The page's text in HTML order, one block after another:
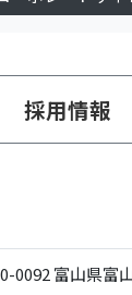
採用情報
0092 富山県富